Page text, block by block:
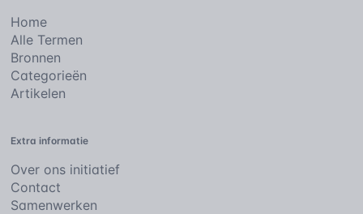
Home
Alle Termen
Bronnen
Categorieën
Artikelen
Extra informatie
Over ons initiatief
Contact
Samenwerken